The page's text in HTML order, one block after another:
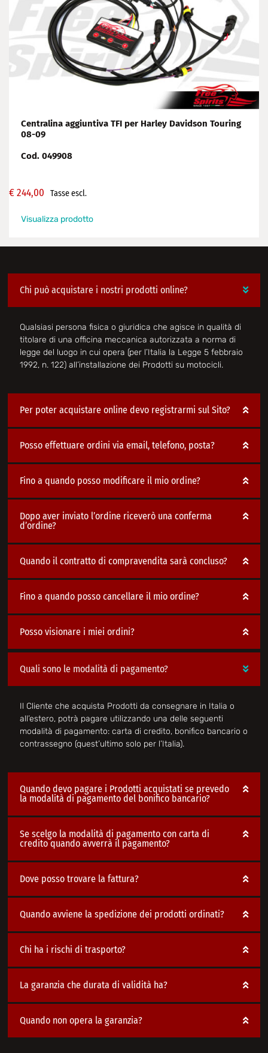
Centralina aggiuntiva TFI per Harley Davidson Touring
08-09
Cod. 049908
€244,00 Tasse escl.
Visualizza prodotto
Chi può acquistare i nostri prodotti online?
Qualsiasi persona fisica o giuridica che agisce in qualità di
titolare di una officina meccanica autorizzata a norma di
legge del luogo in cui opera (per l’Italia la Legge 5 febbraio
1992, n. 122) all’installazione dei Prodotti su motocicli.
Per poter acquistare online devo registrarmi sul Sito?
Posso effettuare ordini via email, telefono, posta?
Fino a quando posso modificare il mio ordine?
Dopo aver inviato l’ordine riceverò una conferma
d’ordine?
Quando il contratto di compravendita sarà concluso?
Fino a quando posso cancellare il mio ordine?
Posso visionare i miei ordini?
Quali sono le modalità di pagamento?
Il Cliente che acquista Prodotti da consegnare in Italia o
all’estero, potrà pagare utilizzando una delle seguenti
modalità di pagamento: carta di credito, bonifico bancario o
contrassegno (quest’ultimo solo per l’Italia).
Quando devo pagare i Prodotti acquistati se prevedo
la modalità di pagamento del bonifico bancario?
Se scelgo la modalità di pagamento con carta di
credito quando avverrà il pagamento?
Dove posso trovare la fattura?
Quando avviene la spedizione dei prodotti ordinati?
Chi ha i rischi di trasporto?
La garanzia che durata di validità ha?
Quando non opera la garanzia?